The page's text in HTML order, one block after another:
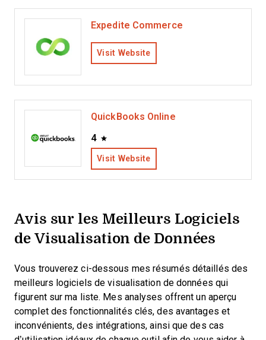
Expedite Commerce
Visit Website
QuickBooks Online
4
Visit Website
Avis sur les Meilleurs Logiciels
de Visualisation de Données
Vous trouverez ci-dessous mes résumés détaillés des
meilleurs logiciels de visualisation de données qui
figurent sur ma liste. Mes analyses offrent un aperçu
complet des fonctionnalités clés, des avantages et
inconvénients, des intégrations, ainsi que des cas